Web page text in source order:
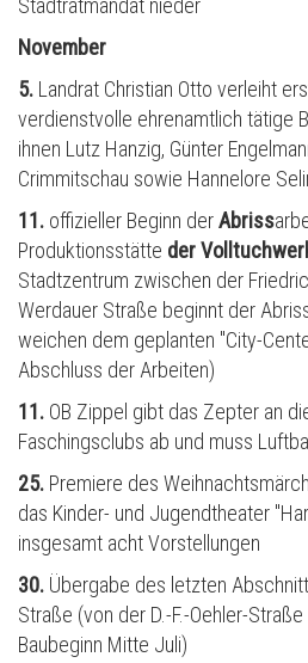
Stadtratmandat nieder
November
5. Landrat Christian Otto verleiht
verdienstvolle ehrenamtlich tätige
ihnen Lutz Hanzig, Günter
Crimmitschau sowie Hannelore
11. offizieller Beginn derAbriss
Produktionsstätte der
Stadtzentrum zwischen der
Werdauer Straße beginnt der
weichen dem geplanten "City-
Abschluss der Arbeiten)
11. OB Zippel gibt das Zepter an
Faschingsclubs ab und muss
25. Premiere des
das Kinder- und Jugendtheater
insgesamt acht Vorstellungen
30. Übergabe des letzten
Straße (von der D.-F.-Oehler-
Baubeginn Mitte Juli)